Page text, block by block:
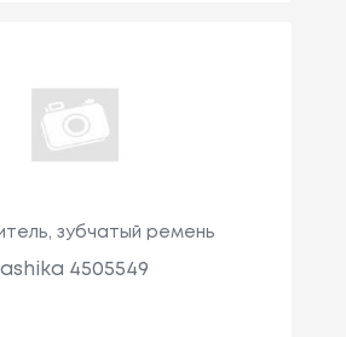
зубчатый ремень
ashika 4505549